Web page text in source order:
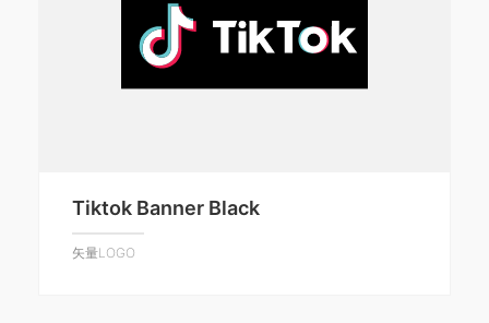
Tiktok Banner Black
矢量LOGO